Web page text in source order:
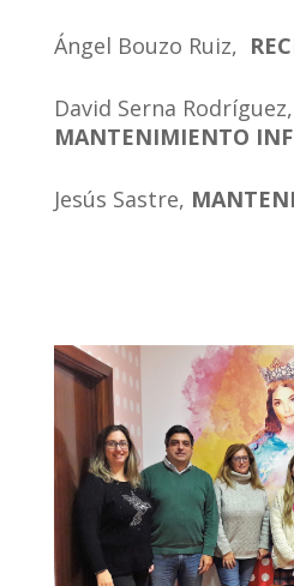
Ángel Bouzo Ruiz,
David Serna Rodríguez,
MANTENIMIENTO
Jesús Sastre,